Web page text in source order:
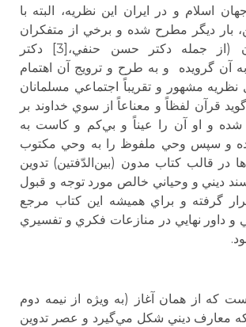
اسلام و در ايران اين نظريه،‌ البته با
بار ديگر مطرح شده و برخي از متفكران
نوانديش مسلمان (از جمله دكتر حسن حنفي،[3] دكتر
به آن گرويده و به طرح و ترويج آن اهتمام
نظريه مشهور و تقريباً اجتماعي مسلمانان
قرآن لفظاً و معناعاً از سوي خداوند بر
شده و او آن را عيناً و بي‌كم و كاست به
و سپس وحي ملفوظ را به وحي مكتوب
در قالب كتاب مدون (بين‌الدّفتين) تدوين
ديني و وحياني خالص مورد توجه و قبول
گرفته و براي هميشه اين كتاب مرجع
و داور نهايي در منازعات فكري و تفسيري
كه از همان آغاز (به ويژه از نيمه دوم
معارف ديني شكل مي‌گيرد و عصر تدوين